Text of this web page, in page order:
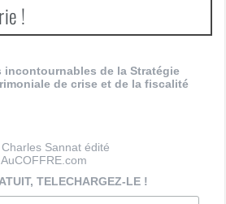
!
incontournables de la Stratégie
de crise et de la fiscalité
Sannat édité
TELECHARGEZ-LE !